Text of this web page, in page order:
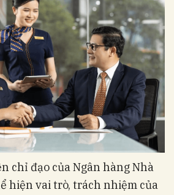
chỉ đạo của Ngân hàng Nhà
hiện vai trò, trách nhiệm của